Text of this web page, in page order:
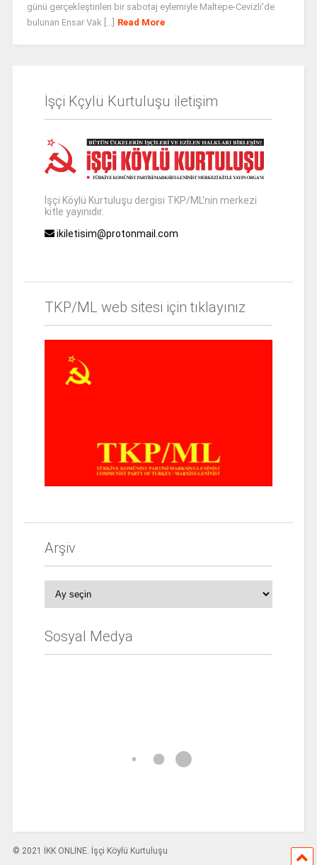
günü gerçekleştirilen bir sabotaj eylemiyle Maltepe-Cevizli'de
bulunan Ensar Vak [...]
Read More
İşçi Kçylü Kurtuluşu iletişim
İşçi Köylü Kurtuluşu dergisi TKP/ML'nin merkezi
kitle yayınıdır.
ikiletisim@protonmail.com
TKP/ML web sitesi için tıklayınız
Arşiv
Sosyal Medya
© 2021 İKK ONLİNE. İşçi Köylü Kurtuluşu